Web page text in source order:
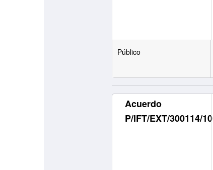
Público
Acuerdo
P/IFT/EXT/300114/10